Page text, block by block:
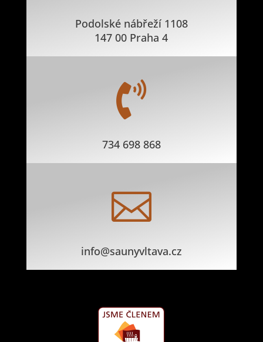
Podolské nábřeží 1108
147 00 Praha 4

734 698 868

info@saunyvltava.cz